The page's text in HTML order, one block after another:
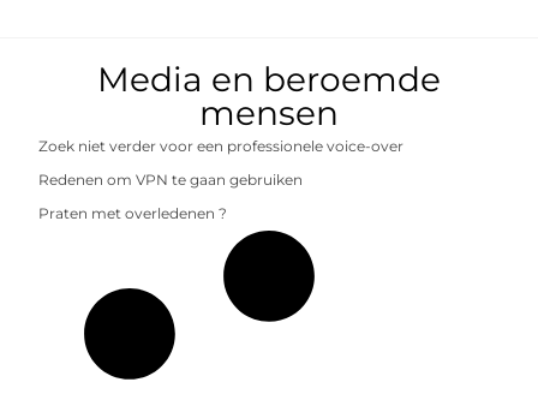
Media en beroemde
mensen
Zoek niet verder voor een professionele voice-over
Redenen om VPN te gaan gebruiken
Praten met overledenen ?